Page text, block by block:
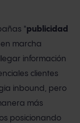
"publicidad
marcha
información
clientes
inbound, pero
más
posicionando